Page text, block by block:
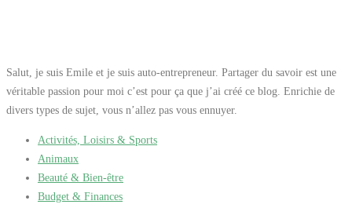
Salut, je suis Emile et je suis auto-entrepreneur. Partager du savoir est une
véritable passion pour moi c’est pour ça que j’ai créé ce blog. Enrichie de
divers types de sujet, vous n’allez pas vous ennuyer.
Activités, Loisirs & Sports
Animaux
Beauté & Bien-être
Budget & Finances